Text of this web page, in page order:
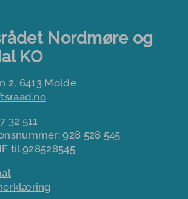
Nordmøre og
KO
2, 6413 Molde
32 511
928 528 545
til 928528545